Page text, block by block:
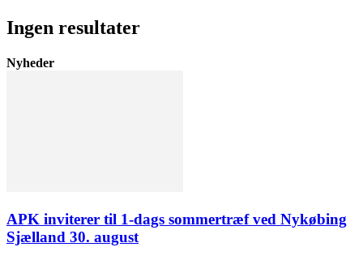
Ingen resultater
Nyheder
APK inviterer til 1-dags sommertræf ved Nykøbing
Sjælland 30. august